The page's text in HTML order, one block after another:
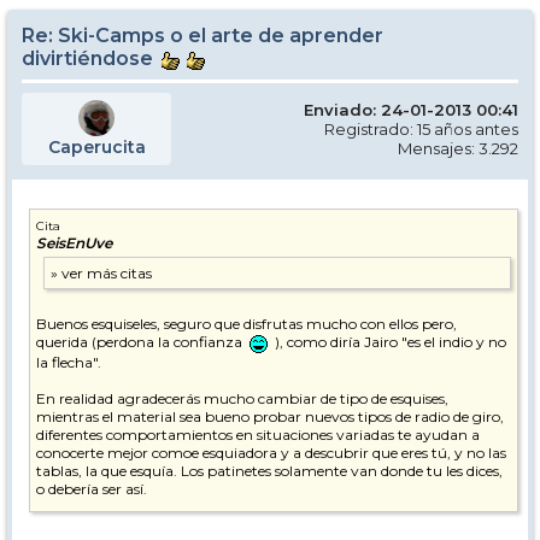
Re: Ski-Camps o el arte de aprender
divirtiéndose
Caperucita
Enviado: 24-01-2013 00:41
Registrado: 15 años antes
Mensajes: 3.292
Cita
SeisEnUve
Buenos esquiseles, seguro que disfrutas mucho con ellos pero,
querida (perdona la confianza
), como diría Jairo "es el indio y no
la flecha".
En realidad agradecerás mucho cambiar de tipo de esquises,
mientras el material sea bueno probar nuevos tipos de radio de giro,
diferentes comportamientos en situaciones variadas te ayudan a
conocerte mejor comoe esquiadora y a descubrir que eres tú, y no las
tablas, la que esquía. Los patinetes solamente van donde tu les dices,
o debería ser así.